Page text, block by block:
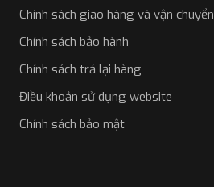
Chính sách giao hàng và vận chuyển
Chính sách bảo hành
Chính sách trả lại hàng
Điều khoản sử dụng website
Chính sách bảo mật